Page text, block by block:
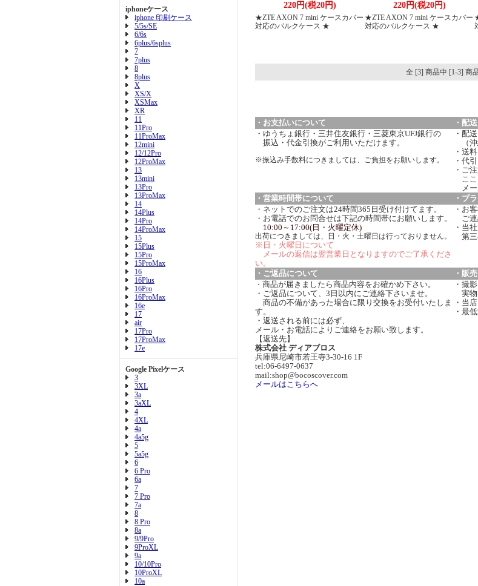
iphoneケース
iphone 印刷ケース
5/5s/SE
6/6s
6plus/6splus
7
7plus
8
8plus
X
XS/X
XSMax
XR
11
11Pro
11ProMax
12mini
12/12Pro
12ProMax
13
13mini
13Pro
13ProMax
14
14Plus
14Pro
14ProMax
15
15Plus
15Pro
15ProMax
16
16Plus
16Pro
16ProMax
16e
17
air
17Pro
17ProMax
17e
Google Pixelケース
3
3XL
3a
3aXL
4
4XL
4a
4a5g
5
5a5g
6
6 Pro
6a
7
7 Pro
7a
8
8 Pro
8a
9/9Pro
9ProXL
9a
10/10Pro
10ProXL
10a
220円(税20円)
★ZTE AXON 7 mini ケースカバー
対応のバルクケース ★
220円(税20円)
★ZTE AXON 7 mini ケースカバー
対応のバルクケース ★
全 [3] 商品中 [1-3] 商
・お支払いについて
・配
・ゆうちょ銀行・三井住友銀行・三菱東京UFJ銀行の
振込・代金引換がご利用いただけます。
※振込み手数料につきましては、ご負担をお願いします。
・配
（沖
・送
・代
・ご
ここ
メー
・営業時間帯について
・プ
・ネットでのご注文は24時間365日受け付けてます。
・お電話でのお問合せは下記の時間帯にお願いします。
10:00～17:00(日・火曜定休)
出荷につきましては、日・火・土曜日は行っておりません。
※日・火曜日について
メールの返信は翌営業日となりますのでご了承くださ
い。
・お
ご連
・当
第三
・ご返品について ・販
・ 商品が届きましたら商品内容をお確かめ下さい。
・ご返品について、3日以内にご連絡下さいませ。
商品の不備があった場合に限り交換をお受付いたしま
す。
・返送される前には必ず、
メール・お電話によりご連絡をお願い致します。
【返送先】
株式会社 ディアブロス
兵庫県尼崎市若王寺3-30-16 1F
tel:06-6497-0637
mail:shop@bocoscover.com
メールはこちらへ
・撮
実物
・当
・最